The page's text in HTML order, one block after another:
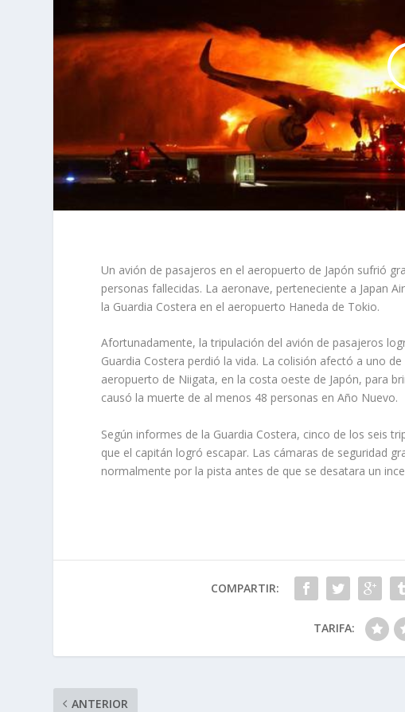
Un avión de pasajeros en el aeropuerto de Japón sufrió
personas fallecidas. La aeronave, perteneciente a Japan
la Guardia Costera en el aeropuerto Haneda de Tokio.
Afortunadamente, la tripulación del avión de pasajeros
Guardia Costera perdió la vida. La colisión afectó a uno
aeropuerto de Niigata, en la costa oeste de Japón, para
causó la muerte de al menos 48 personas en Año Nuevo.
Según informes de la Guardia Costera, cinco de los seis
que el capitán logró escapar. Las cámaras de seguridad
normalmente por la pista antes de que se desatara un
COMPARTIR:
TARIFA:
ANTERIOR